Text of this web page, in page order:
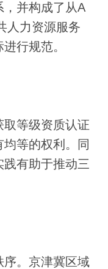
并构成了从A
人力资源服务
行规范。
等级资质认证
等的权利。同
有助于推动三
。京津冀区域